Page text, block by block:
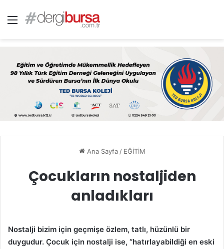
Menü
Ana Sayfa / EĞİTİM
Çocukların nostaljiden
anladıkları
Nostalji bizim için geçmişe özlem, tatlı, hüzünlü bir
duygudur. Çocuk için nostalji ise, “hatırlayabildiği en eski